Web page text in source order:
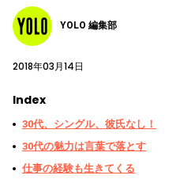
YOLO 編集部
2018年03月14日
Index
30代、シングル、彼氏なし！
30代の魅力は言葉で落とす
仕事の経験も生きてくる